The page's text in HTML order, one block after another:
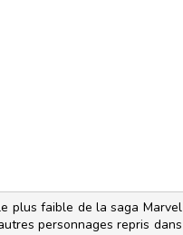
plus faible de la saga Marvel
personnages repris dans